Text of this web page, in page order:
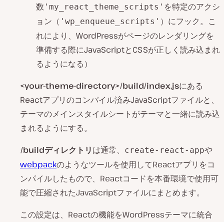
数 'my_react_theme_scripts' を特定のアクシ
ョン（ 'wp_enqueue_scripts' ）にフック。こ
れにより、WordPressがページのレンダリングを
準備する際にJavaScriptとCSSが正しく読み込まれ
るようになる）
<your-theme-directory>/build/index.jsにある
Reactアプリのコンパイル済みJavaScriptファイルと、
テーマのメインスタイルシートがテーマと一緒に読み込
まれるようにする。
/buildディレクトリは通常、 create-react-appや
webpackのようなツールを使用してReactアプリをコ
ンパイルしたもので、Reactコードを本番環境で使用可
能で圧縮されたJavaScriptファイルにまとめます。
この設定は、Reactの機能をWordPressテーマに統合